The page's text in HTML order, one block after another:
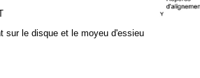
sur le disque et le moyeu d'essieu